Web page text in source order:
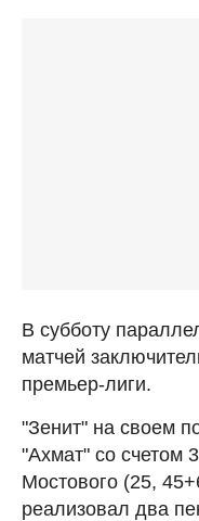
В субботу
матчей
премьер-лиги.
"Зенит" на своем
"Ахмат" со счетом
Мостового (25,
реализовал два